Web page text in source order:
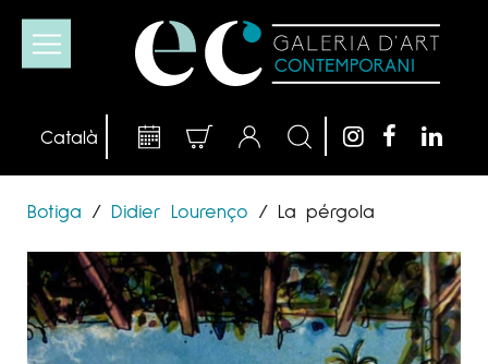
Botiga / Didier Lourenço / La pérgola